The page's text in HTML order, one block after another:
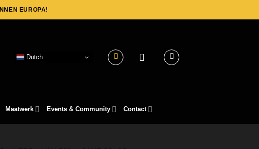
EUROPA!
Dutch
Maatwerk Events & Community Contact